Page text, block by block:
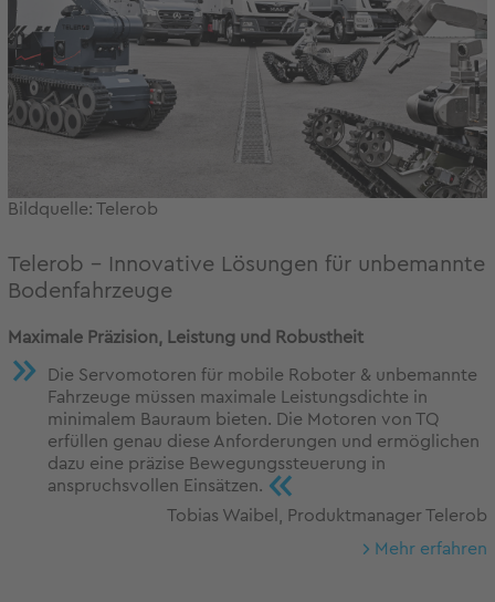
Bildquelle: Telerob
Telerob – Innovative Lösungen für unbemannte
Bodenfahrzeuge
Maximale Präzision, Leistung und Robustheit
Die Servomotoren für mobile Roboter & unbemannte
Fahrzeuge müssen maximale Leistungsdichte in
minimalem Bauraum bieten. Die Motoren von TQ
erfüllen genau diese Anforderungen und ermöglichen
dazu eine präzise Bewegungssteuerung in
anspruchsvollen Einsätzen. «
Tobias Waibel, Produktmanager Telerob
Mehr erfahren